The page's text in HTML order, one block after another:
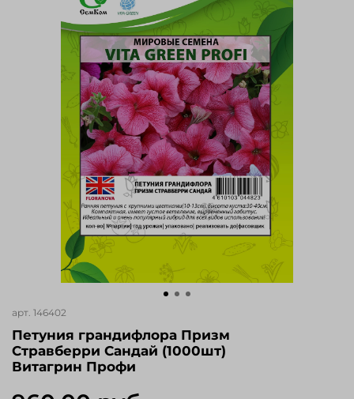
арт. 146402
Петуния грандифлора Призм
Стравберри Сандай (1000шт)
Витагрин Профи